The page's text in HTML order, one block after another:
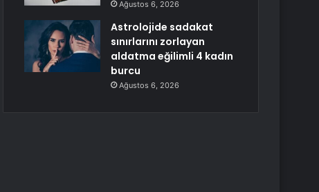
Ağustos 6, 2026
Astrolojide sadakat
sınırlarını zorlayan
aldatma eğilimli 4 kadın
burcu
Ağustos 6, 2026